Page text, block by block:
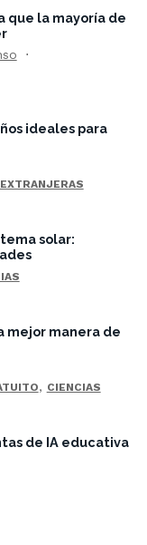
que la mayoría de
ideales para
solar:
mejor manera de
, CIENCIAS
de IA educativa